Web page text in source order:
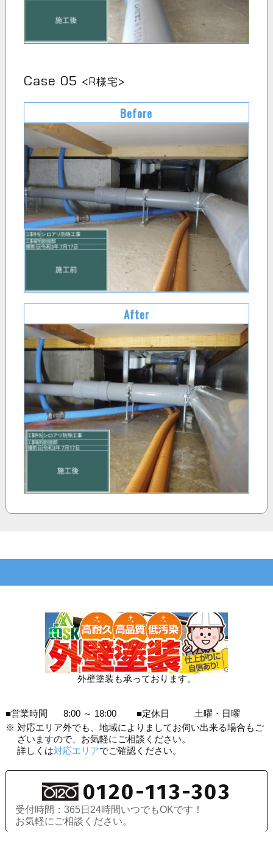
Case 05 <R様宅>
Before
After
外壁塗装も承っております。
■営業時間 8:00 ～ 18:00 ■定休日
土曜・日曜
※ 対応エリア外でも、地域によりましてお伺い出来る場合もご
ざいますので、お気軽にご相談ください。
詳しくは対応エリアでご確認ください。
0120-113-303
受付時間：365日24時間いつでもOKです！
お気軽にご相談ください。